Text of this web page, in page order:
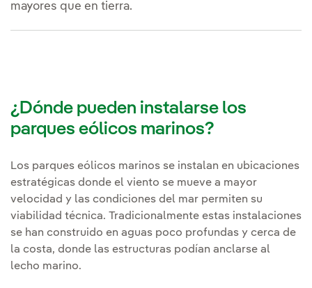
mayores que en tierra.
¿Dónde pueden instalarse los
parques eólicos marinos?
Los parques eólicos marinos se instalan en ubicaciones
estratégicas donde el viento se mueve a mayor
velocidad y las condiciones del mar permiten su
viabilidad técnica. Tradicionalmente estas instalaciones
se han construido en aguas poco profundas y cerca de
la costa, donde las estructuras podían anclarse al
lecho marino.